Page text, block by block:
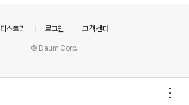
티스토리 로그인 고객센터
© Daum Corp.